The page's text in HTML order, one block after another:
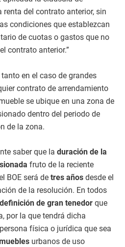
del contrato anterior, sin
condiciones que establezcan
de cuotas o gastos que no
contrato anterior.”
en el caso de grandes
contrato de arrendamiento
se ubique en una zona de
dentro del periodo de
de la zona.
saber que la duración de la
fruto de la reciente
BOE será de tres años desde el
de la resolución. En todos
definición de gran tenedor que
por la que tendrá dicha
física o jurídica que sea
urbanos de uso